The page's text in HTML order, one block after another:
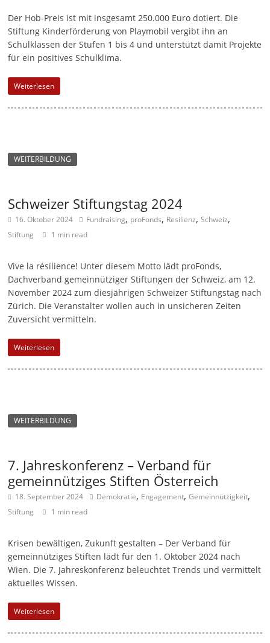
Der Hob-Preis ist mit insgesamt 250.000 Euro dotiert. Die
Stiftung Kinderförderung von Playmobil vergibt ihn an
Schulklassen der Stufen 1 bis 4 und unterstützt damit Projekte
für ein positives Schulklima.
Weiterlesen
WEITERBILDUNG
Schweizer Stiftungstag 2024
16. Oktober 2024 Fundraising, proFonds, Resilienz,Schweiz,
Stiftung 1 min read
Vive la résilience! Unter diesem Motto lädt proFonds,
Dachverband gemeinnütziger Stiftungen der Schweiz, am 12.
November 2024 zum diesjährigen Schweizer Stiftungstag nach
Zürich. Die Veranstalter wollen auch in unsicheren Zeiten
Zuversicht vermitteln.
Weiterlesen
WEITERBILDUNG
7. Jahreskonferenz – Verband für
gemeinnütziges Stiften Österreich
18. September 2024 Demokratie, Engagement,Gemeinnützigkeit,
Stiftung 1 min read
Krisen bewältigen, Zukunft gestalten – Der Verband für
gemeinnütziges Stiften lädt für den 1. Oktober 2024 nach
Wien. Die 7. Jahreskonferenz beleuchtet Trends und vermittelt
aktuelles Wissen.
Weiterlesen